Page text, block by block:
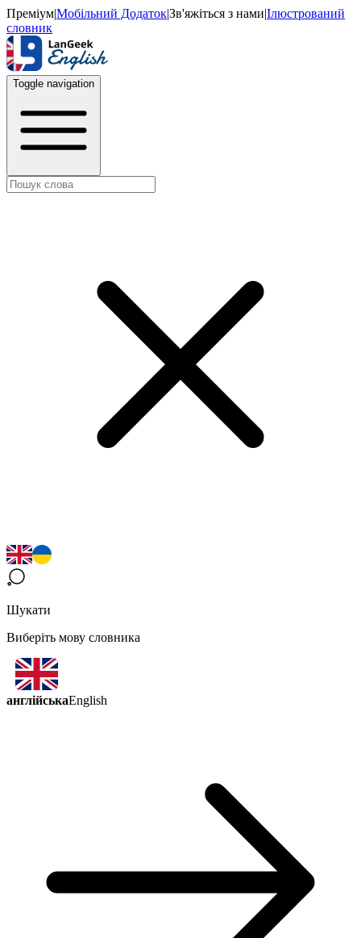
Преміум|Мобільний Додаток|Зв'яжіться з нами|Ілюстрований
словник
Toggle navigation
Шукати
Виберіть мову словника
англійськаEnglish